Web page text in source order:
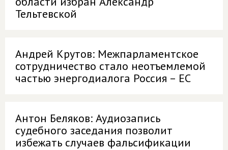
Тельтевской
Андрей Крутов: Межпарламентское
сотрудничество стало неотъемлемой
частью энергодиалога Россия – ЕС
Антон Беляков: Аудиозапись
судебного заседания позволит
избежать случаев фальсификации